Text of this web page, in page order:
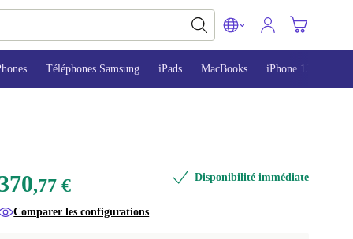
Téléphones Samsung iPads MacBooks iPhone 13
,77 € Disponibilité immédiate
Comparer les configurations